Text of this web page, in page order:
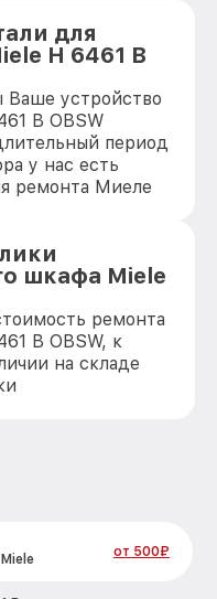
для
H 6461 B
Ваше устройство
B OBSW
период
у нас есть
ремонта Миеле
шкафа Miele
ремонта
B OBSW, к
на складе
от 500₽